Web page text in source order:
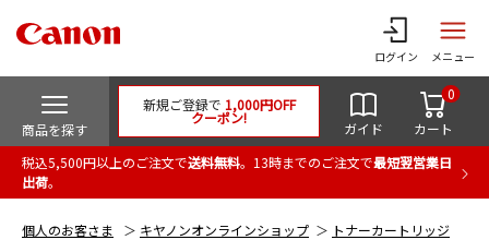
ログイン メニュー
商品を探す
新規ご登録で 1,000円OFF
クーポン!
ガイド カート
0
税込5,500円以上のご注文で送料無料。13時までのご注文で最短翌営業日
出荷。
個人のお客さま キヤノンオンラインショップ
トナーカートリッジ